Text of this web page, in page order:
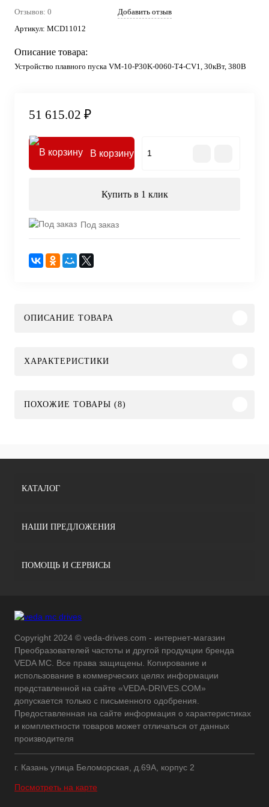
Отзывов: 0
Добавить отзыв
Артикул: MCD11012
Описание товара:
Устройство плавного пуска VM-10-P30K-0060-T4-CV1, 30кВт, 380В
51 615.02 ₽
В корзину
Купить в 1 клик
Под заказ
ОПИСАНИЕ ТОВАРА
ХАРАКТЕРИСТИКИ
ПОХОЖИЕ ТОВАРЫ (8)
КАТАЛОГ
НАШИ ПРЕДЛОЖЕНИЯ
ПОМОЩЬ И СЕРВИСЫ
Copyright 2024 © veda-drives.com - интернет-магазин
Преобразователей частоты и другой продукции бренда
VEDA MC. Все права защищены. Копирование и
использование в коммерческих целях информации
представленной на сайте «VEDA-DRIVES.COM»
допускается только с письменного одобрения.
Предоставленная на сайте информация о характеристиках
и комплектности товаров может отличаться от данных
производителя
г. Казань улица Беломорская, д.69А, корпус 2
Посмотреть на карте